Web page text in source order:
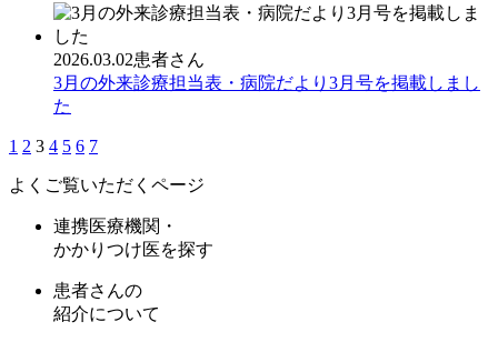
2026.03.02患者さん
3月の外来診療担当表・病院だより3月号を掲載しまし
た
1 2 3 4 5 6 7
よくご覧いただくページ
連携医療機関・
かかりつけ医を探す
患者さんの
紹介について